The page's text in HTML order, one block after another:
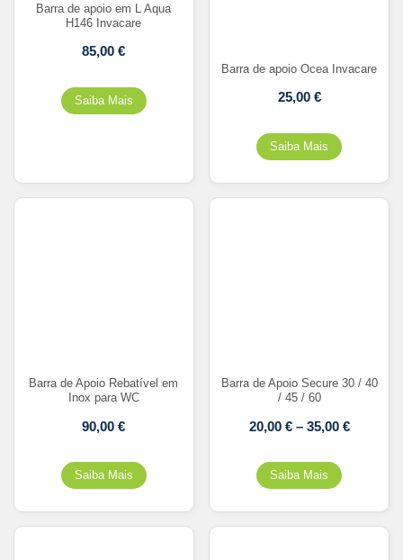
Barra de apoio em L Aqua
H146 Invacare
85,00€
Barra de apoio Ocea Invacare
25,00 €
Barra de Apoio Rebatível em
Inox para WC
90,00€
Barra de Apoio Secure 30 / 40
/ 45 / 60
20,00 € – 35,00 €